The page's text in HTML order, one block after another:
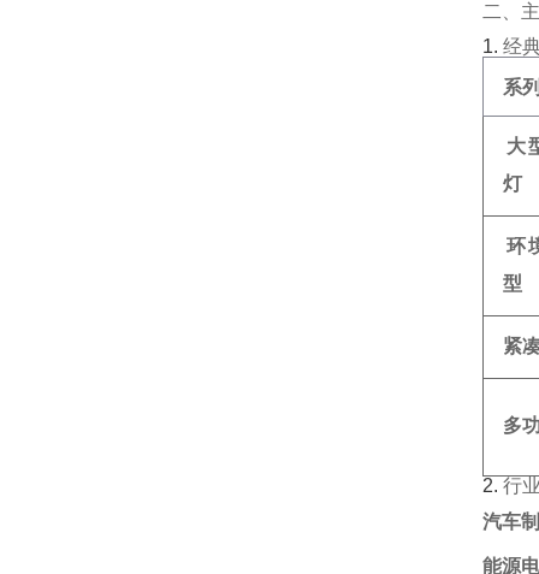
二、
1. ‌ 经
系
大
灯
环
型
紧
多
2. ‌ 行
汽车
能源